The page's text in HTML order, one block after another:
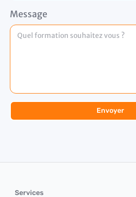
Message
Envoyer
Services